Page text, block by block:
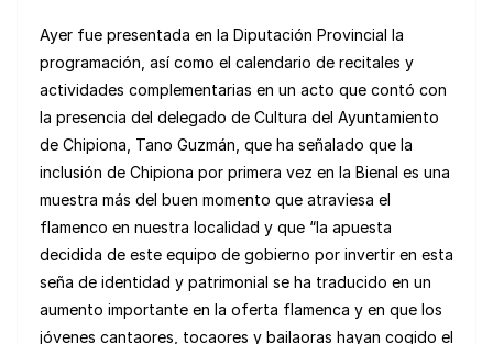
p o
k
e
Ayer fue presentada en la Diputación Provincial la
programación, así como el calendario de recitales y
actividades complementarias en un acto que contó con
la presencia del delegado de Cultura del Ayuntamiento
de Chipiona, Tano Guzmán, que ha señalado que la
inclusión de Chipiona por primera vez en la Bienal es una
muestra más del buen momento que atraviesa el
flamenco en nuestra localidad y que “la apuesta
decidida de este equipo de gobierno por invertir en esta
seña de identidad y patrimonial se ha traducido en un
aumento importante en la oferta flamenca y en que los
jóvenes cantaores, tocaores y bailaoras hayan cogido el